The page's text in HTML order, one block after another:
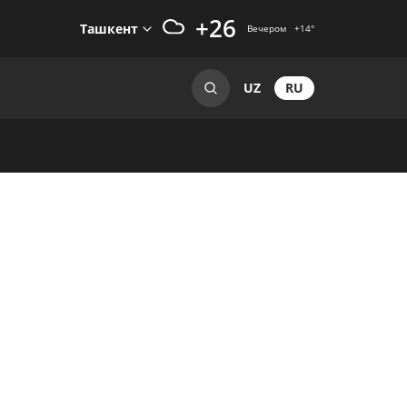
Ташкент +26 Вечером +14°
UZ RU